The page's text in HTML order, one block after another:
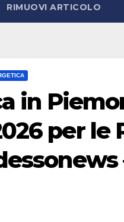
RIMUOVI ARTICOLO
in
per le